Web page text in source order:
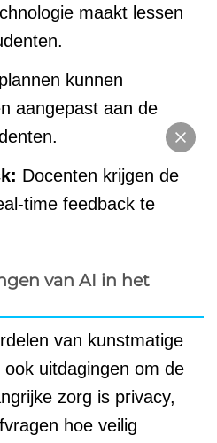
maakt lessen
kunnen
aangepast aan de
Docenten krijgen de
time feedback te
van AI in het
van kunstmatige
uitdagingen om de
zorg is privacy,
hoe veilig